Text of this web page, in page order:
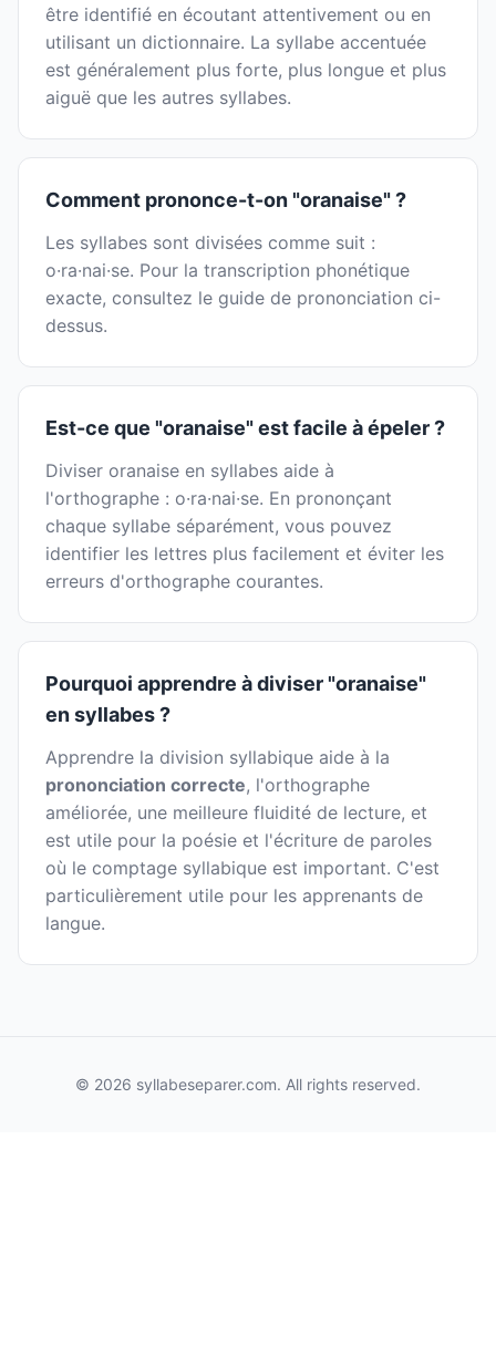
être identifié en écoutant attentivement ou en
utilisant un dictionnaire. La syllabe accentuée
est généralement plus forte, plus longue et plus
aiguë que les autres syllabes.
Comment prononce-t-on "oranaise" ?
Les syllabes sont divisées comme suit :
o·ra·nai·se. Pour la transcription phonétique
exacte, consultez le guide de prononciation ci-
dessus.
Est-ce que "oranaise" est facile à épeler ?
Diviser oranaise en syllabes aide à
l'orthographe : o·ra·nai·se. En prononçant
chaque syllabe séparément, vous pouvez
identifier les lettres plus facilement et éviter les
erreurs d'orthographe courantes.
Pourquoi apprendre à diviser "oranaise"
en syllabes ?
Apprendre la division syllabique aide à la
prononciation correcte, l'orthographe
améliorée, une meilleure fluidité de lecture, et
est utile pour la poésie et l'écriture de paroles
où le comptage syllabique est important. C'est
particulièrement utile pour les apprenants de
langue.
© 2026 syllabeseparer.com. All rights reserved.